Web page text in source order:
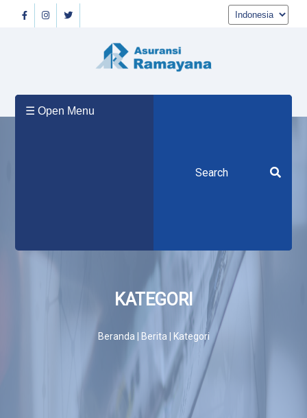
☰ Open Menu
Tentang
KATEGORI
Beranda | Berita | Kategori